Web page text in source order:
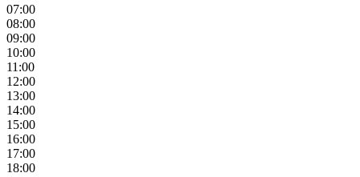
07:00
08:00
09:00
10:00
11:00
12:00
13:00
14:00
15:00
16:00
17:00
18:00